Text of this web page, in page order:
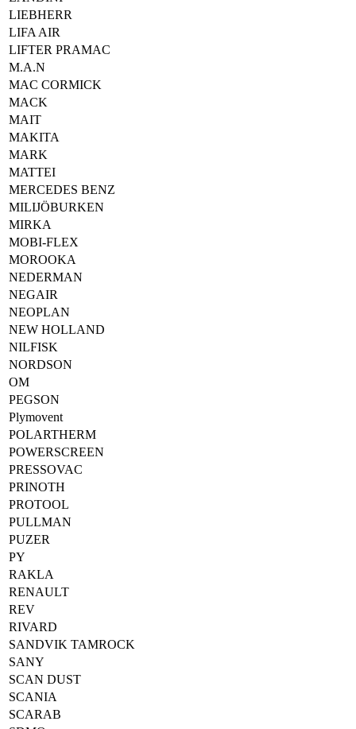
LIEBHERR
LIFA AIR
LIFTER PRAMAC
M.A.N
MAC CORMICK
MACK
MAIT
MAKITA
MARK
MATTEI
MERCEDES BENZ
MILIJÖBURKEN
MIRKA
MOBI-FLEX
MOROOKA
NEDERMAN
NEGAIR
NEOPLAN
NEW HOLLAND
NILFISK
NORDSON
OM
PEGSON
Plymovent
POLARTHERM
POWERSCREEN
PRESSOVAC
PRINOTH
PROTOOL
PULLMAN
PUZER
PY
RAKLA
RENAULT
REV
RIVARD
SANDVIK TAMROCK
SANY
SCAN DUST
SCANIA
SCARAB